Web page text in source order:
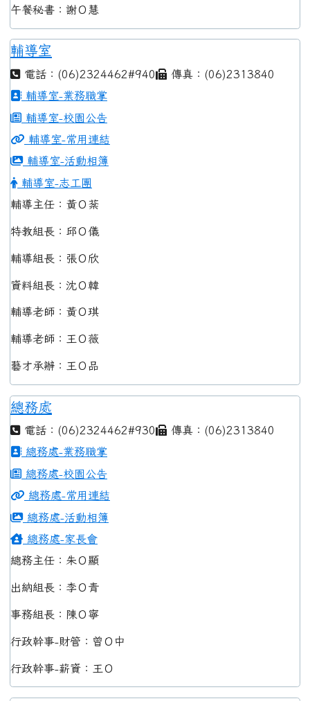
午餐秘書：謝Ｏ慧
輔導室
電話：(06)2324462#940
傳真：(06)2313840
輔導室-業務職掌
輔導室-校園公告
輔導室-常用連結
輔導室-活動相簿
輔導室-志工團
輔導主任：黃Ｏ棻
特教組長：邱Ｏ儀
輔導組長：張Ｏ欣
資料組長：沈Ｏ韓
輔導老師：黃Ｏ琪
輔導老師：王Ｏ薇
藝才承辦：王Ｏ品
總務處
電話：(06)2324462#930
傳真：(06)2313840
總務處-業務職掌
總務處-校園公告
總務處-常用連結
總務處-活動相簿
總務處-家長會
總務主任：朱Ｏ顯
出納組長：李Ｏ青
事務組長：陳Ｏ寧
行政幹事-財管：曾Ｏ中
行政幹事-薪資：王Ｏ